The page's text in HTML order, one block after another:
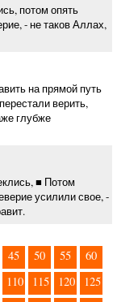
потом опять
- не таков Аллах,
на прямой путь
верить,
глубже
■ Потом
усилили свое, -
45 50 55
60
110 115 120
125